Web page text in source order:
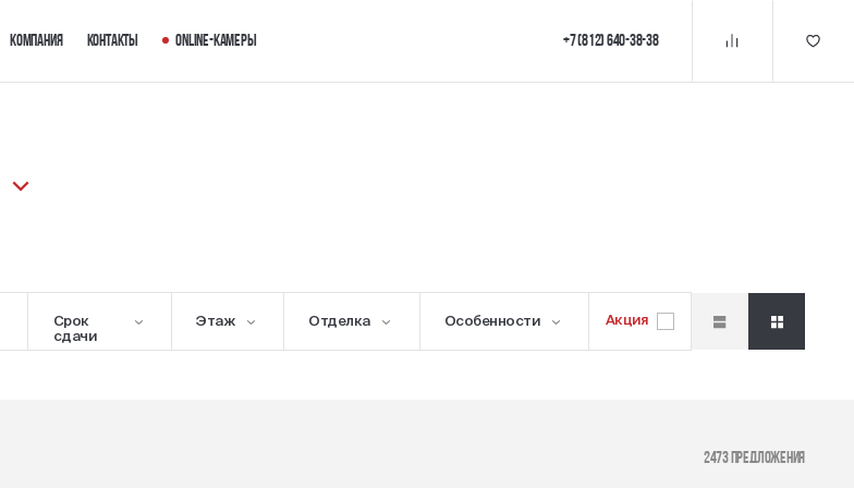
Компания Контакты Online-камеры +7 (812) 640-38-38
Срок
сдачи
Этаж Отделка Особенности Акция
2473 предложения